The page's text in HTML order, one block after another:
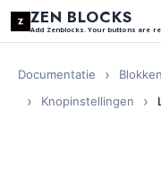
ZEN BLOCKS
Add Zenblocks. Your buttons are
Documentatie Blokken
Knopinstellingen